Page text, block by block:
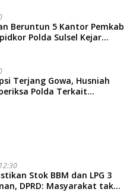
Beruntun 5 Kantor Pemkab
Polda Sulsel Kejar
Terjang Gowa, Husniah
Polda Terkait
Stok BBM dan LPG 3
DPRD: Masyarakat tak